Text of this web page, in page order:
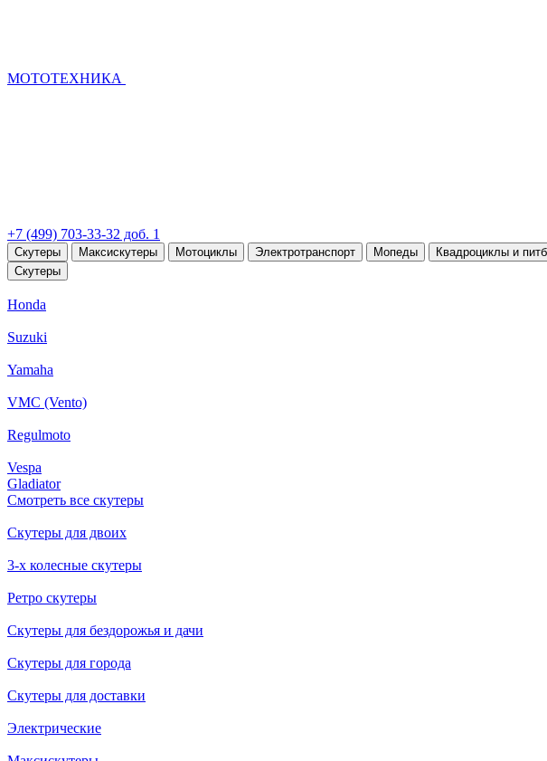
МОТОТЕХНИКА
+7 (499) 703-33-32 доб. 1
Скутеры Максискутеры Мотоциклы Электротранспорт Мопеды
Квадроциклы и
Скутеры
Honda
Suzuki
Yamaha
VMC (Vento)
Regulmoto
Vespa
Gladiator
Смотреть все скутеры
Скутеры для двоих
3-х колесные скутеры
Ретро скутеры
Скутеры для бездорожья и дачи
Скутеры для города
Скутеры для доставки
Электрические